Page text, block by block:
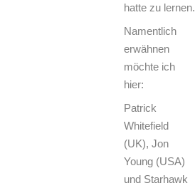
hatte zu lernen.
Namentlich
erwähnen
möchte ich
hier:
Patrick
Whitefield
(UK), Jon
Young (USA)
und Starhawk